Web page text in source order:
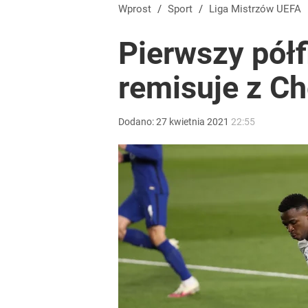
Wróbel: Wywiad z Woydyłło o Idze Świątek
Farmacja: wzrost pod presją. co czeka branżę do
Gen. Pawlikowski: Przywiozłem cenną lekcję z
Wprost / Sport / Liga Mistrzów UEFA
Pierwszy
remisuje z
Dodano:27 kwietnia 2021 22:55